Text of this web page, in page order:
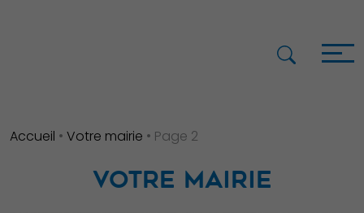
Accueil • Votre mairie • Page 2
VOTRE MAIRIE